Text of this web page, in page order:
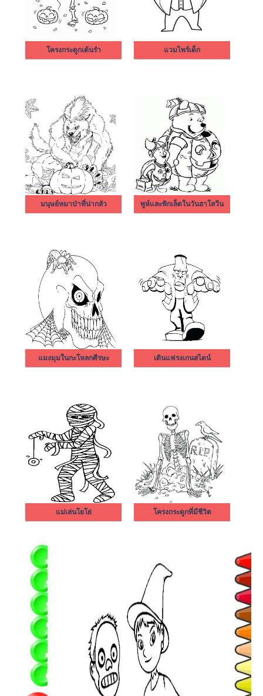
โครงกระดูกเต้นรำ แวมไพร์เด็ก
มนุษย์หมาป่าที่น่ากลัว พูห์และพิกเล็ตในวันฮาโลวีน
แมงมุมในกะโหลกศีรษะ เดินแฟรงเกนสไตน์
แม่เล่นโยโย่ โครงกระดูกที่มีชีวิต